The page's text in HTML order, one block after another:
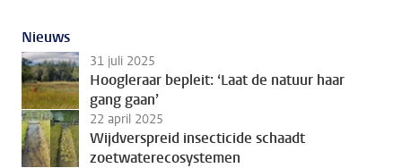
Nieuws
31 juli 2025
Hoogleraar bepleit: ‘Laat de natuur haar
gang gaan’
22 april 2025
Wijdverspreid insecticide schaadt
zoetwaterecosystemen